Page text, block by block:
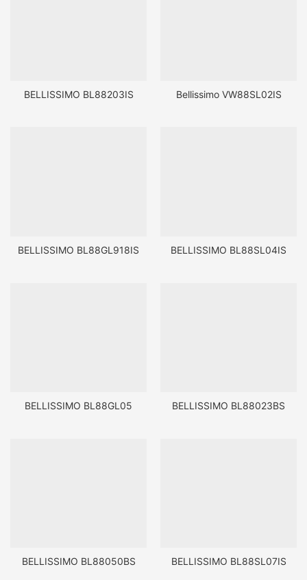
BELLISSIMO BL88203IS Bellissimo VW88SL02IS
BELLISSIMO BL88GL918IS BELLISSIMO BL88SL04IS
BELLISSIMO BL88GL05 BELLISSIMO BL88023BS
BELLISSIMO BL88050BS BELLISSIMO BL88SL07IS